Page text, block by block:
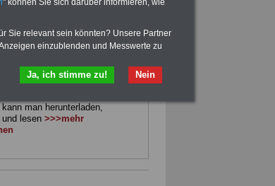
Bücher als eBook
Tarifbeschäftigte des
Westfalengeeignet:
ücher sind: Beamtenrecht,
Rund ums Geld im
Frauen im
man herunterladen,
lesen >>>mehr
" können Sie sich darüber informieren, wie
Sie relevant sein könnten? Unsere Partner
einzublenden und Messwerte zu
Nein
Ja, ich stimme zu!